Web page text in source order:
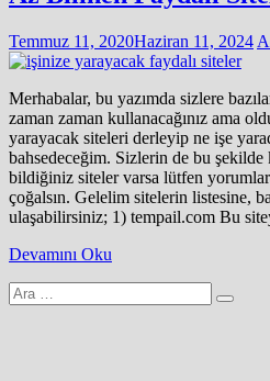
Temmuz 11, 2020Haziran 11, 2024
Merhabalar, bu yazımda sizlere
zaman zaman kullanacağınız ama
yarayacak siteleri derleyip ne işe
bahsedeceğim. Sizlerin de bu
bildiğiniz siteler varsa lütfen
çoğalsın. Gelelim sitelerin listesine,
ulaşabilirsiniz; 1) tempail.com Bu
Devamını Oku
Arama
yap: